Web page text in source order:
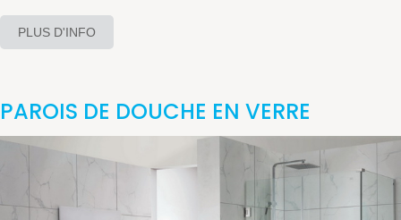
PLUS D'INFO
PAROIS DE DOUCHE EN VERRE